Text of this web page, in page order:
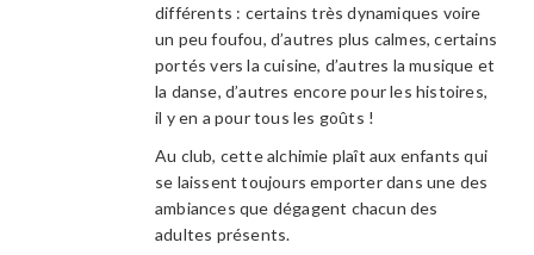
différents : certains très dynamiques voire
un peu foufou, d’autres plus calmes, certains
portés vers la cuisine, d’autres la musique et
la danse, d’autres encore pour les histoires,
il y en a pour tous les goûts !
Au club, cette alchimie plaît aux enfants qui
se laissent toujours emporter dans une des
ambiances que dégagent chacun des
adultes présents.